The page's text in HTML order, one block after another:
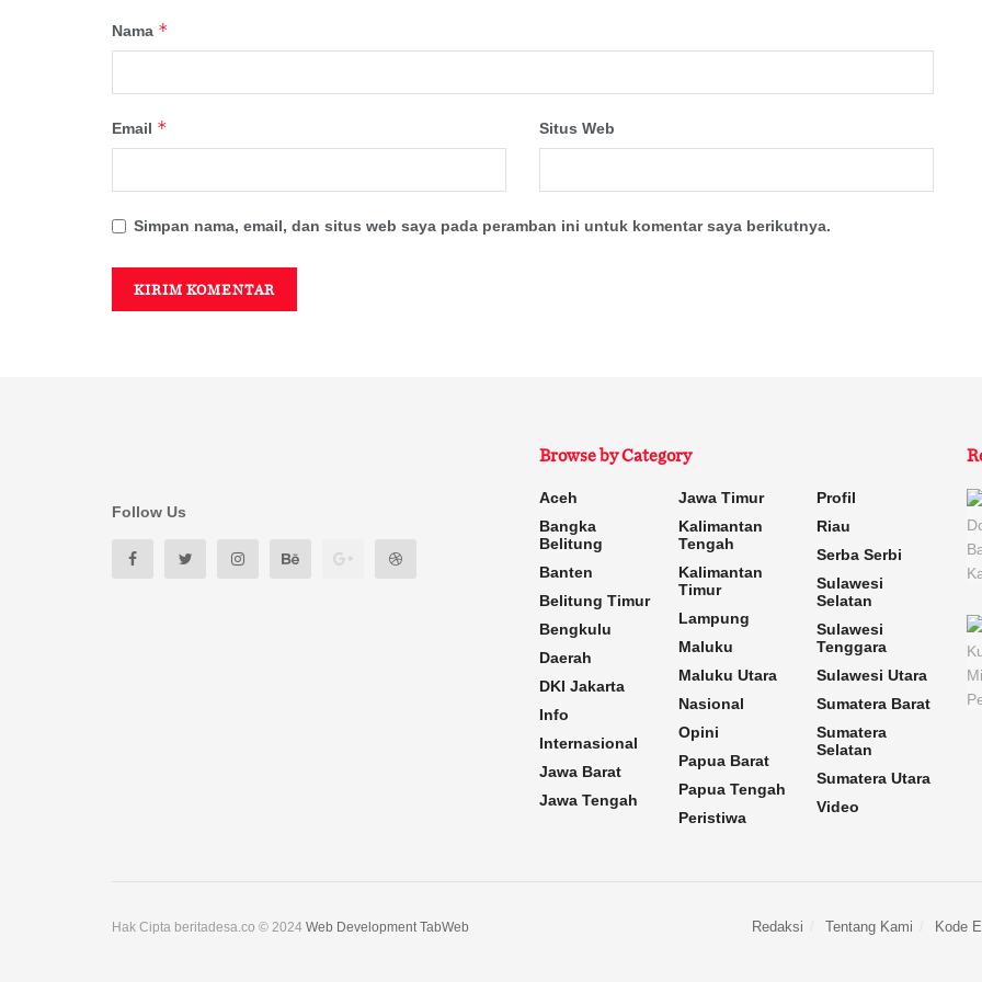
Nama *
Email * Situs Web
Simpan nama, email, dan situs web saya pada peramban ini untuk komentar saya berikutnya.
Follow Us
Browse by Category
Aceh
Bangka
Belitung
Banten
Belitung Timur
Bengkulu
Daerah
DKI Jakarta
Info
Internasional
Jawa Barat
Jawa Tengah
Jawa Timur
Kalimantan
Tengah
Kalimantan
Timur
Lampung
Maluku
Maluku Utara
Nasional
Opini
Papua Barat
Papua Tengah
Peristiwa
Profil
Riau
Serba Serbi
Sulawesi
Selatan
Sulawesi
Tenggara
Sulawesi Utara
Sumatera Barat
Sumatera
Selatan
Sumatera Utara
Video
Redaksi Tentang Kami Kode
Hak Cipta beritadesa.co © 2024 Web Development TabWeb